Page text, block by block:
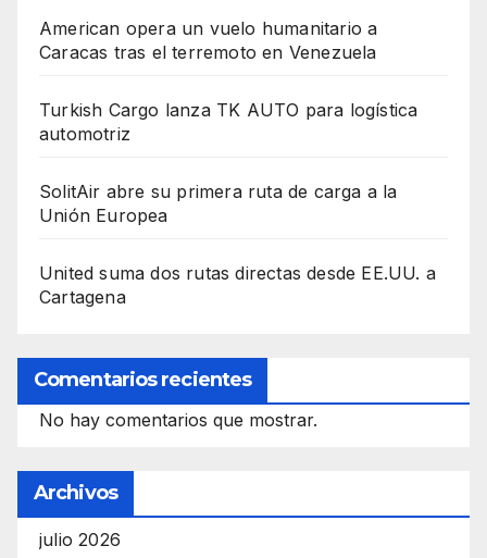
American opera un vuelo humanitario a
Caracas tras el terremoto en Venezuela
Turkish Cargo lanza TK AUTO para logística
automotriz
SolitAir abre su primera ruta de carga a la
Unión Europea
United suma dos rutas directas desde EE.UU. a
Cartagena
Comentarios recientes
No hay comentarios que mostrar.
Archivos
julio 2026